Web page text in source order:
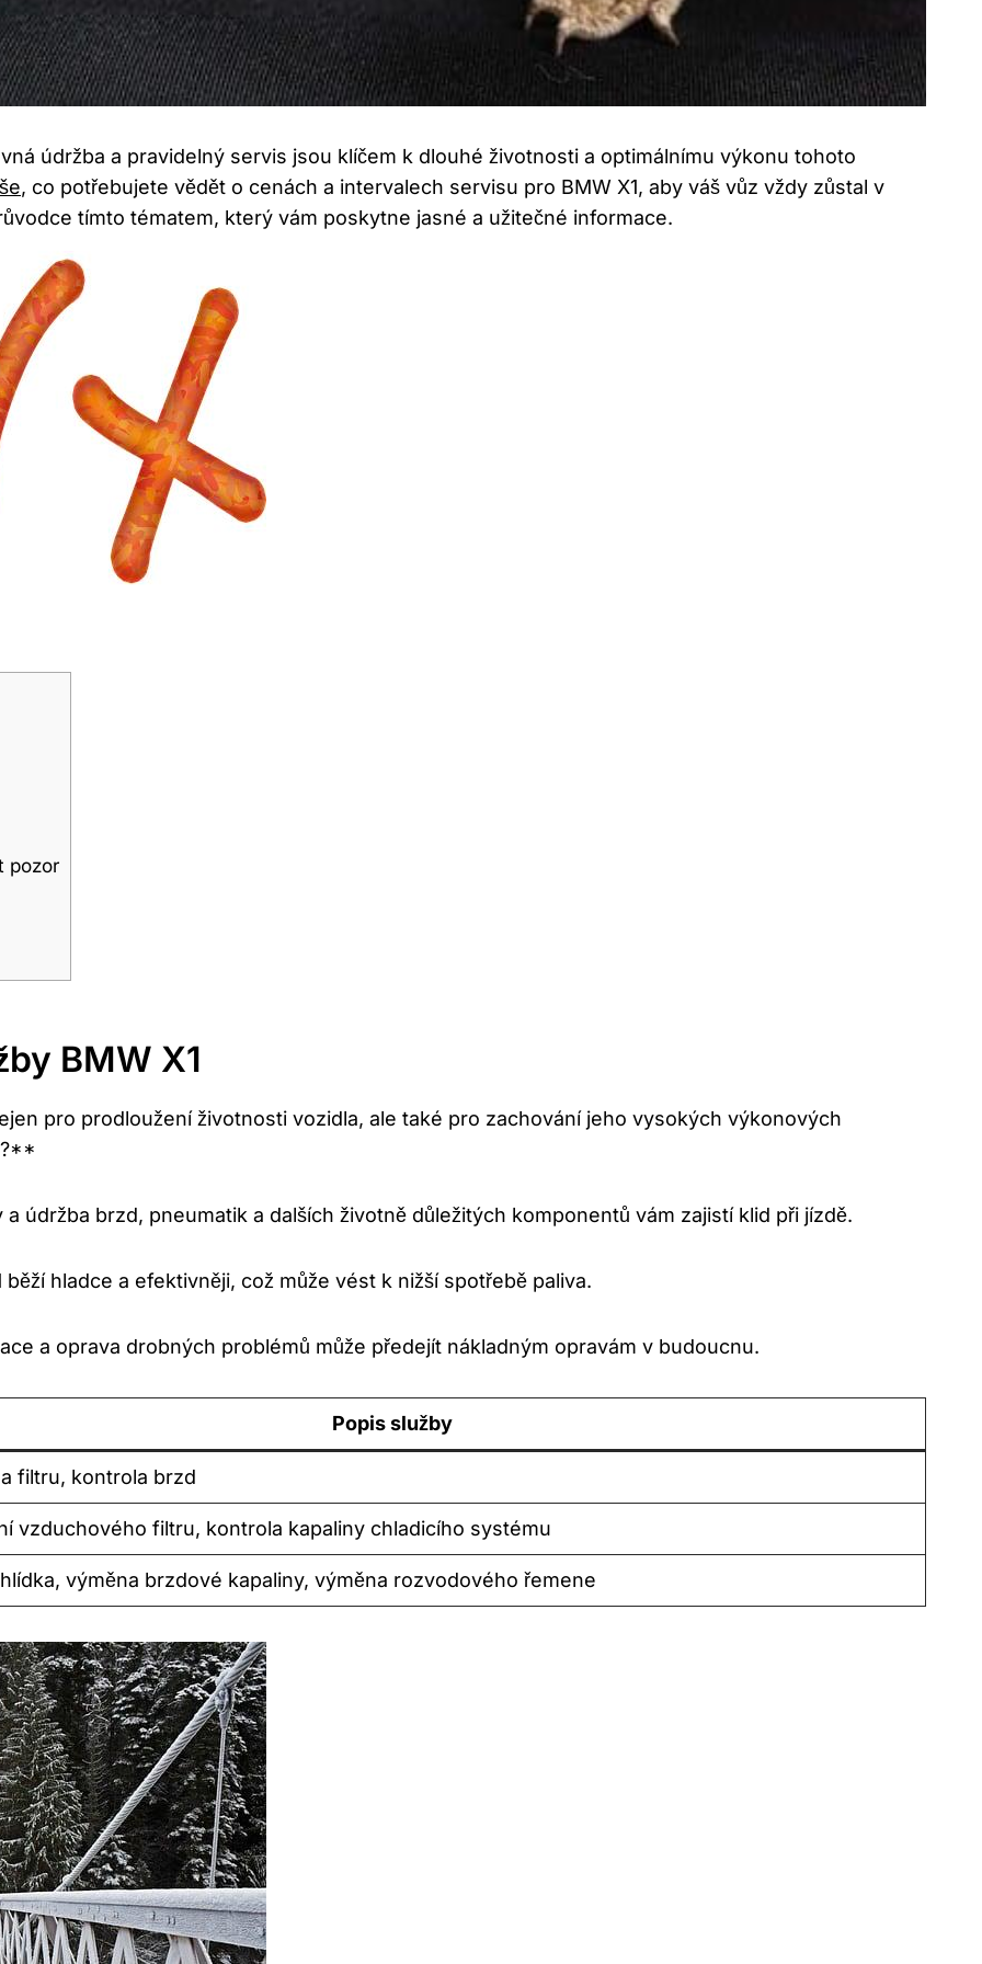
údržba a pravidelný servis jsou klíčem k dlouhé životnosti a optimálnímu výkonu tohoto
, co potřebujete vědět o cenách a intervalech servisu pro BMW X1, aby váš vůz vždy zůstal v
tímto tématem, který vám poskytne jasné a užitečné informace.
pozor
BMW X1
pro prodloužení životnosti vozidla, ale také pro zachování jeho vysokých výkonových
údržba brzd, pneumatik a dalších životně důležitých komponentů vám zajistí klid při jízdě.
hladce a efektivněji, což může vést k nižší spotřebě paliva.
a oprava drobných problémů může předejít nákladným opravám v budoucnu.
Popis služby
filtru, kontrola brzd
vzduchového filtru, kontrola kapaliny chladicího systému
výměna brzdové kapaliny, výměna rozvodového řemene